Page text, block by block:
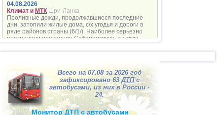
10.01
США
Массовое ДТП в Мичигане
Дорожный
конвейер
10.01
В Австралии продолжаются
Климат
11.01
Калининградская область
Ураган в Калиниградской
области
Климат
11.01
Пакистан
Дорожный
04.08.2026
Климат и МТК Шри-Ланка
Проливные дожди, продолжавшиеся последние
дни, затопили жилые дома, с/х угодья и дороги в
ряде районов страны (6/1/). Наиболее серьезно
пострадали провинция Сабарагамува, а также
Всего на 07.08 за 2026 год
зафиксировано 63ДТПс
автобусами, из них в России -
24.
Монитор ДТПс автобусами